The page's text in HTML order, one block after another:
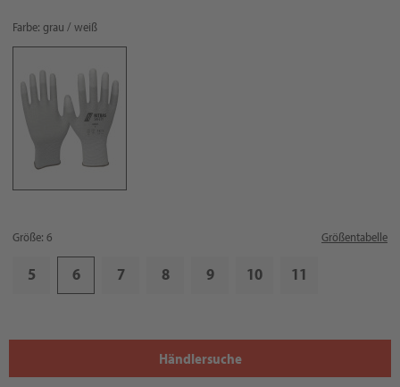
Farbe: grau / weiß
Größe: 6 Größentabelle
5 6 7 8 9 10 11
Händlersuche